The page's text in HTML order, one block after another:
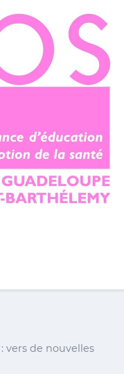
vers de nouvelles